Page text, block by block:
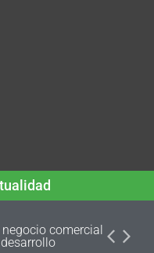
comercial